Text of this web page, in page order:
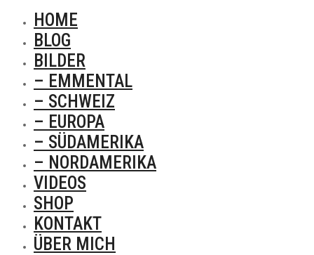
HOME
BLOG
BILDER
– EMMENTAL
– SCHWEIZ
– EUROPA
– SÜDAMERIKA
– NORDAMERIKA
VIDEOS
SHOP
KONTAKT
ÜBER MICH